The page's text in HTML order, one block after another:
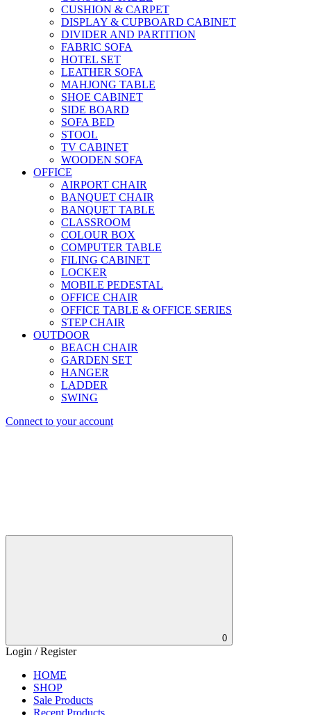
CUSHION & CARPET
DISPLAY & CUPBOARD CABINET
DIVIDER AND PARTITION
FABRIC SOFA
HOTEL SET
LEATHER SOFA
MAHJONG TABLE
SHOE CABINET
SIDE BOARD
SOFA BED
STOOL
TV CABINET
WOODEN SOFA
OFFICE
AIRPORT CHAIR
BANQUET CHAIR
BANQUET TABLE
CLASSROOM
COLOUR BOX
COMPUTER TABLE
FILING CABINET
LOCKER
MOBILE PEDESTAL
OFFICE CHAIR
OFFICE TABLE & OFFICE SERIES
STEP CHAIR
OUTDOOR
BEACH CHAIR
GARDEN SET
HANGER
LADDER
SWING
Connect to your account
0
Login / Register
HOME
SHOP
Sale Products
Recent Products